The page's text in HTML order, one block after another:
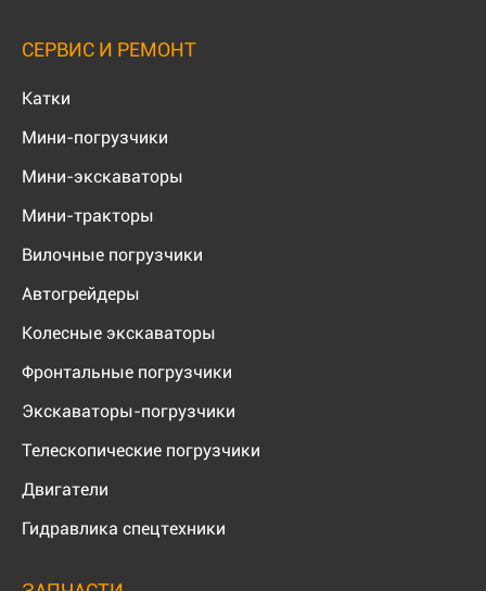
СЕРВИС И РЕМОНТ
Катки
Мини-погрузчики
Мини-экскаваторы
Мини-тракторы
Вилочные погрузчики
Автогрейдеры
Колесные экскаваторы
Фронтальные погрузчики
Экскаваторы-погрузчики
Телескопические погрузчики
Двигатели
Гидравлика спецтехники